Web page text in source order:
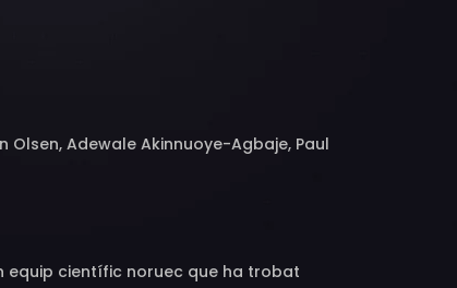
Olsen, Adewale Akinnuoye-Agbaje, Paul
Røise, Stig Henrik Hoff, Kristofer Hivju,
Nilsen, Michael Brown
equip científic noruec que ha trobat